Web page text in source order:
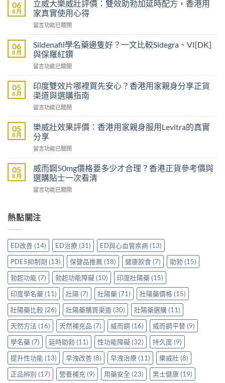
06
8 月
立威大樂威壯評價：雙效助勃加延時配方，香港用
家真實使用心得
在
威
大
樂
威
評
價：
雙
效
勃
加
時
方，
香
港
真
實
用
心
得〉
中
留言功能已關閉
06
8 月
Sildenafil學名藥邊隻好？一文比較Sidegra、VI[DK]
與保羅紅鑽
在
學
名
藥
邊
好？
一
文
比
Sidegra、
VI[DK]
保
鑽〉
留言功能已關閉
05
8 月
印度雙效片哪裡買先安心？香港用家親身分享正貨
渠道與選購指南
在
度
雙
效
片
裡
買
先
安
港
親
身
分
享
正
貨
渠
道
與
選
購
指
南〉
中
留言功能已關閉
05
8 月
樂威壯效果評價：香港用家親身服用Levitra的真實
分享
在
威
壯
效
果
香
家
親
身
服
用
Levitra
的
真
實
分
享〉
中
留言功能已關閉
05
8 月
威而鋼50mg價格要多少才合理？香港正貨參考價與
選購貼士一次看清
在
鋼
50mg
格
要
多
少
才
合
理？
香
港
正
貨
參
考
價
與
選
購
留言功能已關閉
熱點關注
ED改善 (14) ED治療 (31) ED與心血管疾病 (13)
PDE5抑制劑 (13) 保健品推薦 (18) 健康飲食 (7) 助勃 (15)
勃起功能 (7) 勃起功能障礙 (10) 印度壯陽藥 (15)
印度學名藥 (11) 壯陽 (7) 壯陽藥 (71) 壯陽藥價格 (15)
壯陽藥比較 (26) 壯陽藥購買渠道 (30) 壯陽藥選購 (11)
天然方法 (16) 天然補充品 (7) 威而鋼 (16) 威而鋼平替 (9)
學名藥 (7) 延時助勃 (11) 性功能障礙 (32) 持久度 (9)
提升性功能 (13) 早洩改善 (8) 早洩治療 (11) 樂威壯 (8)
正品辨別 (17) 營養補充 (9) 用藥安全 (23) 男士健康 (19)